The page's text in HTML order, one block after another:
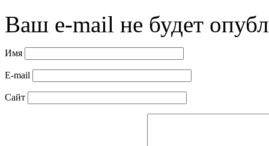
Ваш e-mail не будет
Имя
E-mail
Сайт